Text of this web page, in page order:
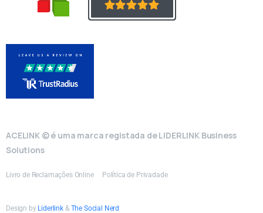
ACELINK © é uma marca registada de LIDERLINK Business
Solutions
Livro de Reclamações Online Política de Privadade
Design by Liderlink& The Social Nerd